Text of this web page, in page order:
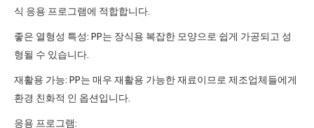
식 응용 프로그램에 적합합니다.
좋은 열형성 특성: PP는 장식용 복잡한 모양으로 쉽게 가공되고 성
형될 수 있습니다.
재활용 가능: PP는 매우 재활용 가능한 재료이므로 제조업체들에게
환경 친화적 인 옵션입니다.
응용 프로그램: